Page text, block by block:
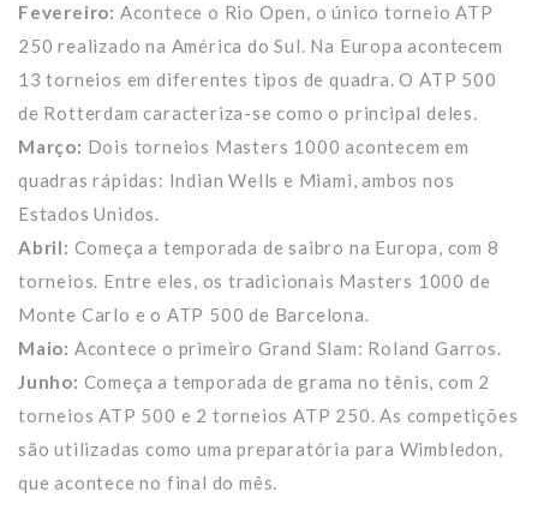
Fevereiro: Acontece o Rio Open, o único torneio ATP
250 realizado na América do Sul. Na Europa acontecem
13 torneios em diferentes tipos de quadra. O ATP 500
de Rotterdam caracteriza-se como o principal deles.
Março: Dois torneios Masters 1000 acontecem em
quadras rápidas: Indian Wells e Miami, ambos nos
Estados Unidos.
Abril: Começa a temporada de saibro na Europa, com 8
torneios. Entre eles, os tradicionais Masters 1000 de
Monte Carlo e o ATP 500 de Barcelona.
Maio: Acontece o primeiro Grand Slam: Roland Garros.
Junho: Começa a temporada de grama no tênis, com 2
torneios ATP 500 e 2 torneios ATP 250. As competições
são utilizadas como uma preparatória para Wimbledon,
que acontece no final do mês.